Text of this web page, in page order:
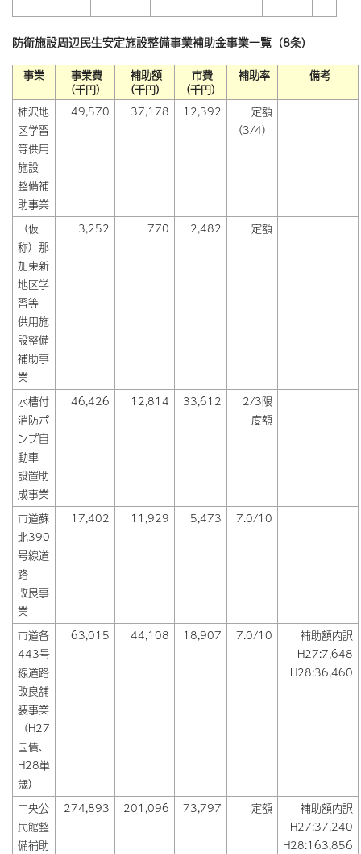
防衛施設周辺民生安定施設整備事業補助金事業一覧（8条）
事業
事業費
（千円）
補助額
（千円）
市費
（千円）
補助率 備考
柿沢地
区学習
等供用
施設
整備補
助事業
49,570 37,178 12,392
定額
（3/4）
（仮
称）那
加東新
地区学
習等
供用施
設整備
補助事
業
3,252 770 2,482 定額
水槽付
消防ポ
ンプ自
動車
設置助
成事業
46,426 12,814 33,612
2/3限
度額
市道蘇
北390
号線道
路
改良事
業
17,402 11,929 5,473 7.0/10
市道各
443号
線道路
改良舗
装事業
（H27
国債、
H28単
歳）
63,015 44,108 18,907 7.0/10
補助額内訳
H27:7,648
H28:36,460
中央公
民館整
備補助
274,893 201,096 73,797 定額
補助額内訳
H27:37,240
H28:163,856